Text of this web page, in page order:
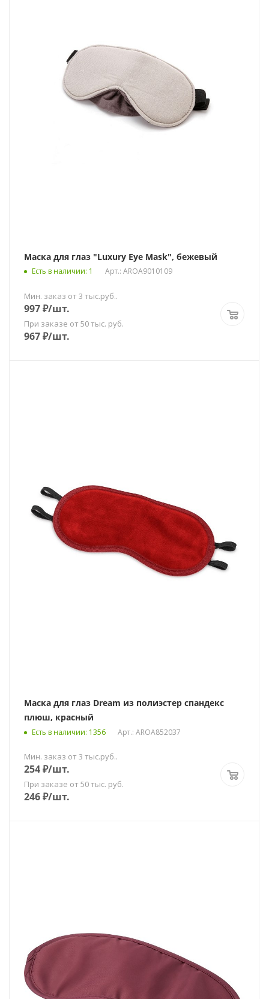
Маска для глаз "Luxury Eye Mask", бежевый
Есть в наличии: 1 Арт.: AROA9010109
Мин. заказ от 3 тыс.руб..
997₽/шт.
При заказе от 50 тыс. руб.
967₽/шт.
Маска для глаз Dream из полиэстер спандекс
плюш, красный
Есть в наличии: 1356 Арт.: AROA852037
Мин. заказ от 3 тыс.руб..
254₽/шт.
При заказе от 50 тыс. руб.
246₽/шт.